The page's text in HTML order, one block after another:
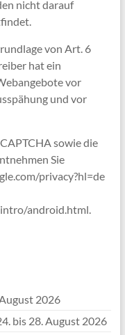
nicht darauf
von Art. 6
hat ein
vor
und vor
sowie die
Sie
privacy?hl=de
android.html.
2026
bis 28. August 2026